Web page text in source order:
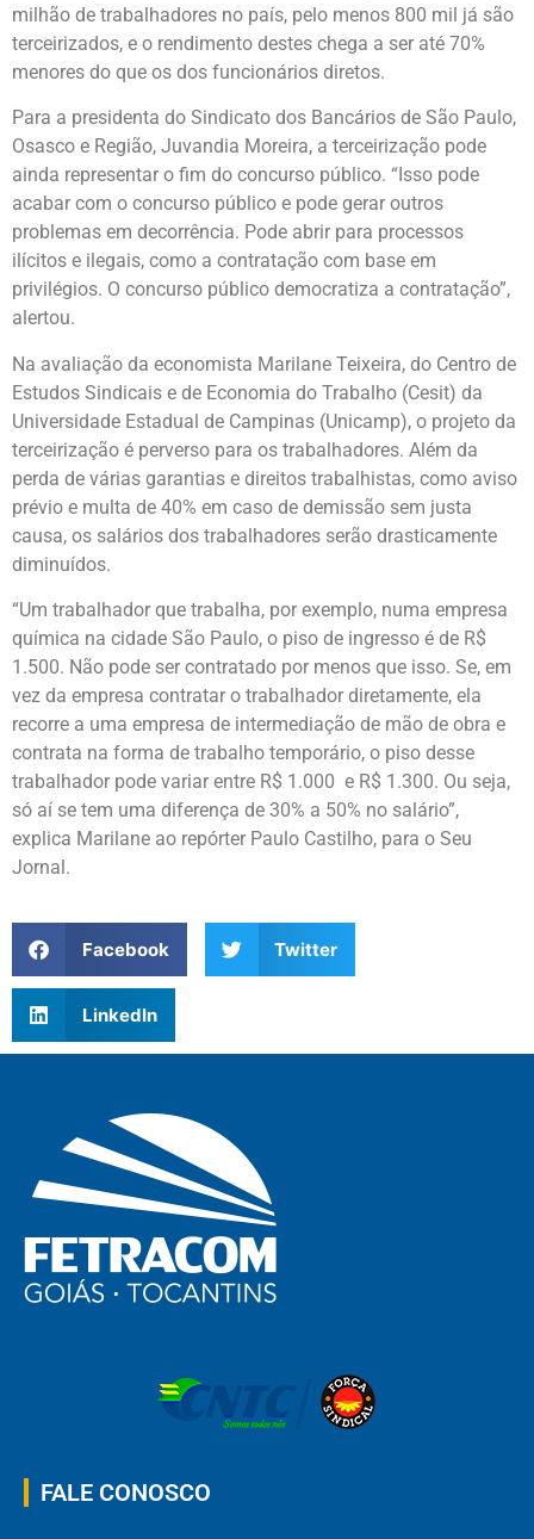
milhão de trabalhadores no país, pelo menos 800 mil já são
terceirizados, e o rendimento destes chega a ser até 70%
menores do que os dos funcionários diretos.
Para a presidenta do Sindicato dos Bancários de São Paulo,
Osasco e Região, Juvandia Moreira, a terceirização pode
ainda representar o fim do concurso público. “Isso pode
acabar com o concurso público e pode gerar outros
problemas em decorrência. Pode abrir para processos
ilícitos e ilegais, como a contratação com base em
privilégios. O concurso público democratiza a contratação”,
alertou.
Na avaliação da economista Marilane Teixeira, do Centro de
Estudos Sindicais e de Economia do Trabalho (Cesit) da
Universidade Estadual de Campinas (Unicamp), o projeto da
terceirização é perverso para os trabalhadores. Além da
perda de várias garantias e direitos trabalhistas, como aviso
prévio e multa de 40% em caso de demissão sem justa
causa, os salários dos trabalhadores serão drasticamente
diminuídos.
“Um trabalhador que trabalha, por exemplo, numa empresa
química na cidade São Paulo, o piso de ingresso é de R$
1.500. Não pode ser contratado por menos que isso. Se, em
vez da empresa contratar o trabalhador diretamente, ela
recorre a uma empresa de intermediação de mão de obra e
contrata na forma de trabalho temporário, o piso desse
trabalhador pode variar entre R$ 1.000 e R$ 1.300. Ou seja,
só aí se tem uma diferença de 30% a 50% no salário”,
explica Marilane ao repórter Paulo Castilho, para o Seu
Jornal.
Facebook Twitter
LinkedIn
FALE CONOSCO